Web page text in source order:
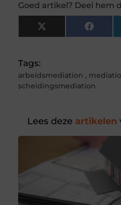
Goed artikel? Deel hem
X
(Twitter)
Tags:
arbeidsmediation ,
scheidingsmediation
Lees deze artikelen